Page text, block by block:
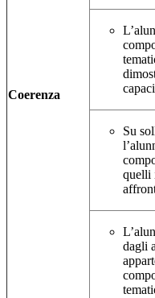
Coerenza
Su
quelli
dagli